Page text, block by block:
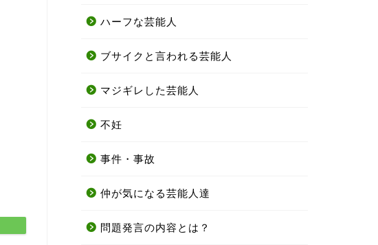
ハーフな芸能人
ブサイクと言われる芸能人
マジギレした芸能人
不妊
事件・事故
仲が気になる芸能人達
問題発言の内容とは？